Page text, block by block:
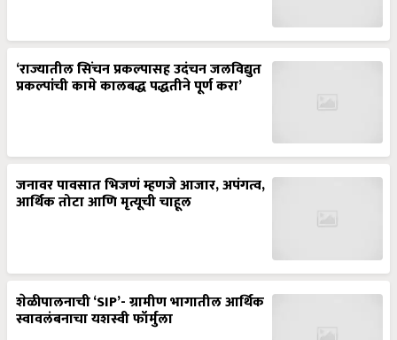
‘राज्यातील सिंचन प्रकल्पासह उदंचन जलविद्युत
प्रकल्पांची कामे कालबद्ध पद्धतीने पूर्ण करा’
जनावर पावसात भिजणं म्हणजे आजार, अपंगत्व,
आर्थिक तोटा आणि मृत्यूची चाहूल
शेळीपालनाची ‘SIP’- ग्रामीण भागातील आर्थिक
स्वावलंबनाचा यशस्वी फॉर्मुला